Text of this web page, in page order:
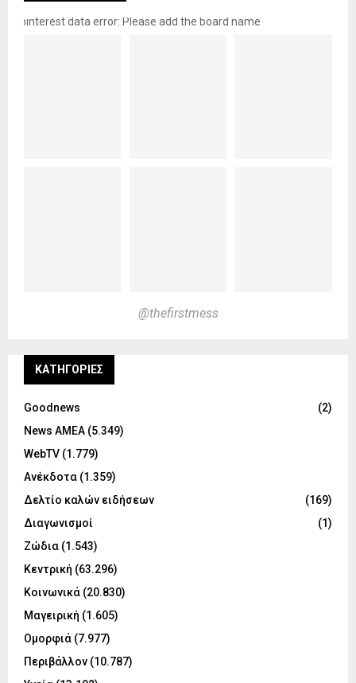
pinterest data error: Please add the board name
@thefirstmess
KΑΤΗΓΟΡΊΕΣ
Goodnews
(2)
News ΑΜΕΑ (5.349)
WebTV (1.779)
Ανέκδοτα (1.359)
Δελτίο καλών ειδήσεων
(169)
Διαγωνισμοί
(1)
Ζώδια (1.543)
Κεντρική (63.296)
Κοινωνικά (20.830)
Μαγειρική (1.605)
Ομορφιά (7.977)
Περιβάλλον (10.787)